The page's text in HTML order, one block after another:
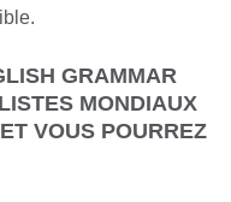
GRAMMAR
MONDIAUX
VOUS POURREZ